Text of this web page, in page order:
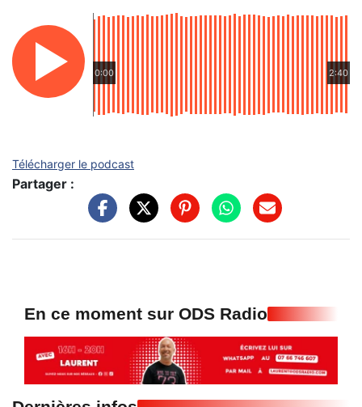
0:00 2:40
Télécharger le podcast
Partager :
En ce moment sur ODS Radio